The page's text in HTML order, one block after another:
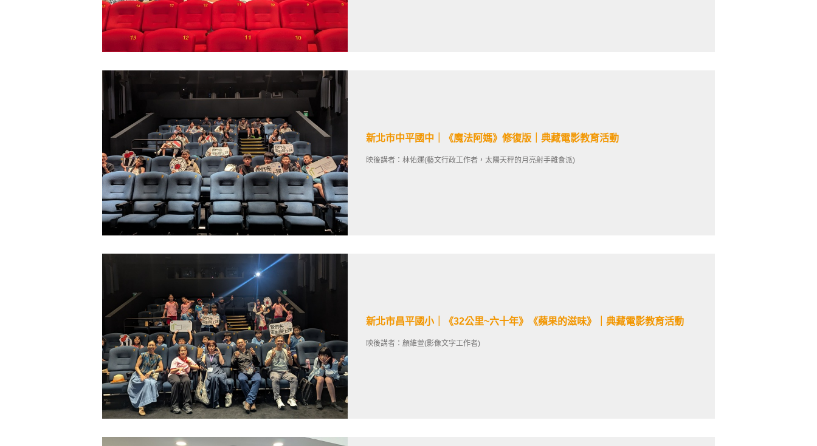
新北市中平國中｜《魔法阿媽》修復版｜典藏電影教育活動
映後講者：林佑運(藝文行政工作者，太陽天秤的月亮射手雜食派)
新北市昌平國小｜《32公里~六十年》《蘋果的滋味》｜典藏電影教育活動
映後講者：顏維萱(影像文字工作者)